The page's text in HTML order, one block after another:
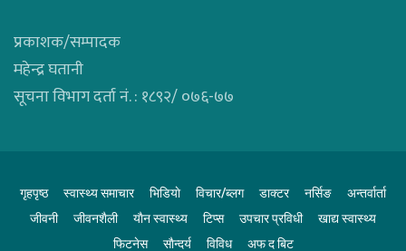
प्रकाशक/सम्पादक
महेन्द्र घतानी
सूचना विभाग दर्ता नं. : १८९२/ ०७६-७७
गृहपृष्ठ स्वास्थ्य समाचार भिडियाे विचार/ब्लग डाक्टर नर्सिङ
अन्तर्वार्ता
जीवनी
जीवनशैली याैन स्वास्थ्य टिप्स उपचार प्रविधी
खाद्य स्वास्थ्य
फिटनेस
साैन्दर्य विविध अफ द बिट